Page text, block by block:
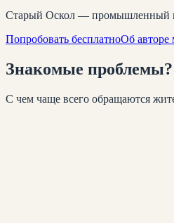
Старый Оскол — промышленный
Попробовать бесплатноОб авторе
Знакомые проблемы?
С чем чаще всего обращаются